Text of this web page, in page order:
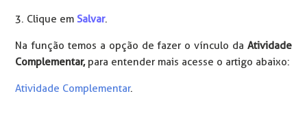
3. Clique em Salvar.
Na função temos a opção de fazer o vínculo da Atividade
Complementar, para entender mais acesse o artigo abaixo:
Atividade Complementar.